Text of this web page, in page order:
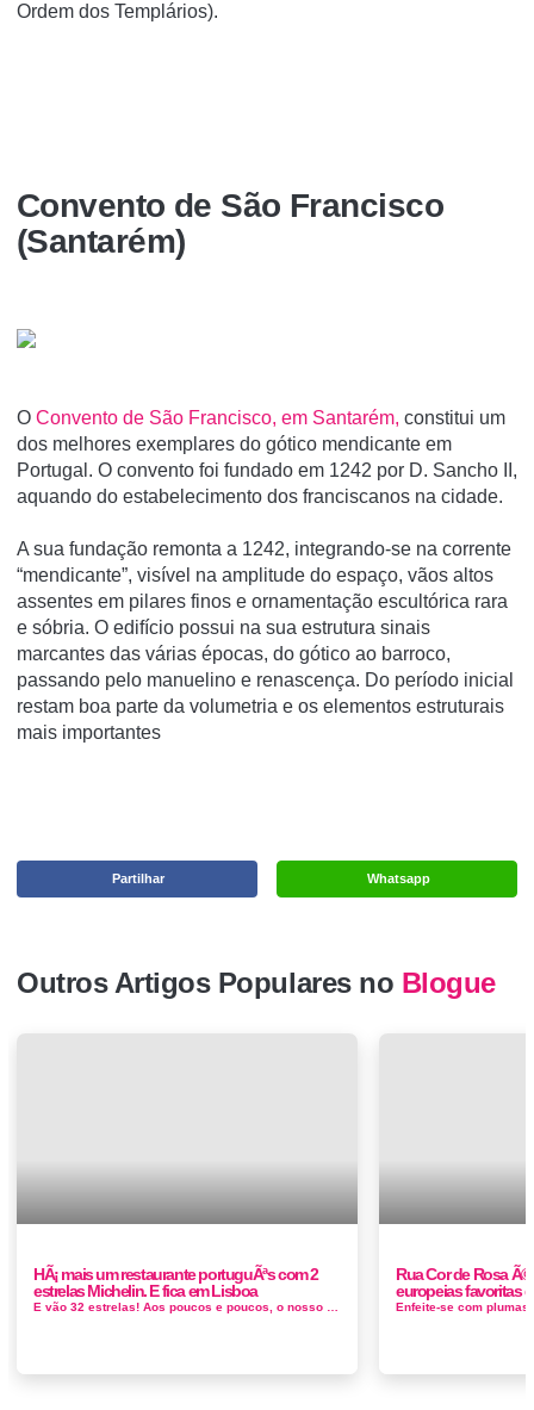
Ordem dos Templários).
Convento de São Francisco
(Santarém)
O Convento de São Francisco, em Santarém, constitui um
dos melhores exemplares do gótico mendicante em
Portugal. O convento foi fundado em 1242 por D. Sancho II,
aquando do estabelecimento dos franciscanos na cidade.
A sua fundação remonta a 1242, integrando-se na corrente
“mendicante”, visível na amplitude do espaço, vãos altos
assentes em pilares finos e ornamentação escultórica rara
e sóbria. O edifício possui na sua estrutura sinais
marcantes das várias épocas, do gótico ao barroco,
passando pelo manuelino e renascença. Do período inicial
restam boa parte da volumetria e os elementos estruturais
mais importantes
Whatsapp
Partilhar
Outros Artigos Populares no Blogue
HÃ¡ mais um restaurante portuguÃªs com 2
estrelas Michelin. E fica em Lisboa
Rua Cor de Rosa
europeias favoritas